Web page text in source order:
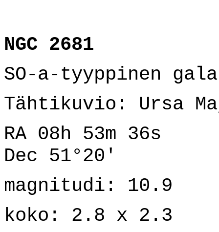
NGC 2681
SO-a-tyyppinen
Tähtikuvio: Ursa
RA 08h 53m 36s
Dec 51°20'
magnitudi: 10.9
koko: 2.8 x 2.3